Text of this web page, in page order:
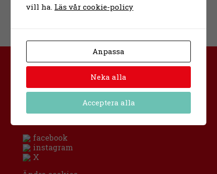
Urban Hjärnes väg 11
591 30 Motala
facebook
instagram
X
vill ha. Läs vår cookie-policy
Anpassa
Neka alla
Acceptera alla